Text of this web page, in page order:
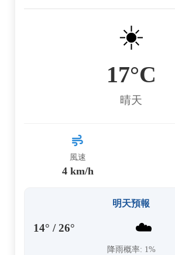
☀️
17°C
晴天
風速
4 km/h
明天預報
14° / 26° ☁️
降雨概率: 1%